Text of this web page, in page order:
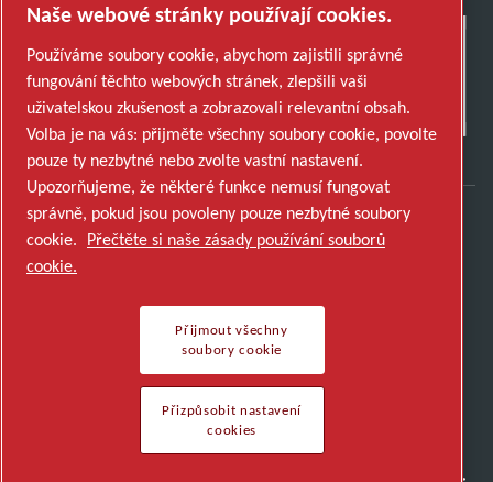
Objevte, jak skupina Atlas Copco Group
podporuje technologie, které tvoří budoucnost.
Navštivte webové stránky Atlas Copco Group
Součást Atlas Copco Group
Přizpůsobit nastavení cookies
© 2026 Copyright. All rights reserved.
Naše webové stránky používají cookies.
Používáme soubory cookie, abychom zajistili správné
fungování těchto webových stránek, zlepšili vaši
uživatelskou zkušenost a zobrazovali relevantní obsah.
Volba je na vás: přijměte všechny soubory cookie, povolte
pouze ty nezbytné nebo zvolte vastní nastavení.
Upozorňujeme, že některé funkce nemusí fungovat
správně, pokud jsou povoleny pouze nezbytné soubory
cookie. Přečtěte si naše zásady používání souborů
cookie.
Přijmout všechny
soubory cookie
Přizpůsobit nastavení
cookies